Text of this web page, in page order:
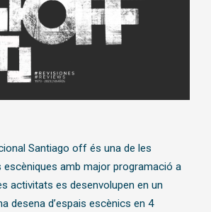
Santiago off és una de les
escèniques amb major programació a
activitats es desenvolupen en un
desena d’espais escènics en 4